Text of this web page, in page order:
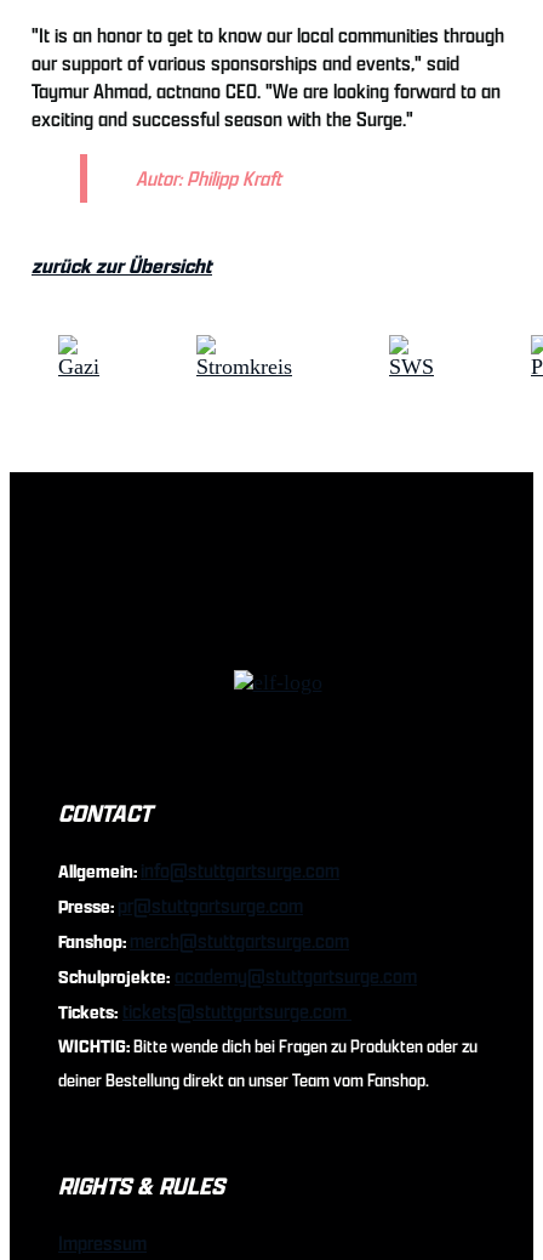
"It is an honor to get to know our local communities through
our support of various sponsorships and events," said
Taymur Ahmad, actnano CEO. "We are looking forward to an
exciting and successful season with the Surge."
Autor: Philipp Kraft
zurück zur Übersicht
CONTACT
Allgemein:info@stuttgartsurge.com
Presse:pr@stuttgartsurge.com
Fanshop:merch@stuttgartsurge.com
Schulprojekte: academy@stuttgartsurge.com
Tickets: tickets@stuttgartsurge.com
WICHTIG:Bitte wende dich bei Fragen zu Produkten oder zu
deiner Bestellung direkt an unser Team vom Fanshop.
RIGHTS & RULES
Impressum